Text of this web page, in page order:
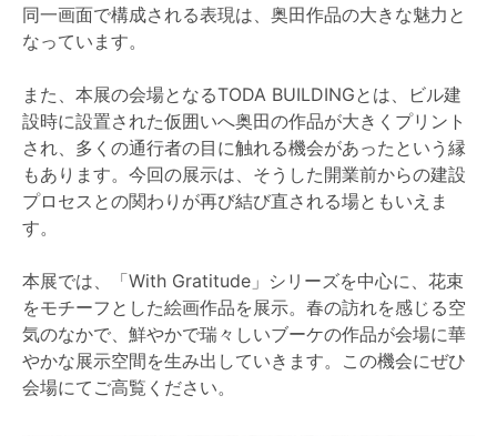
同一画面で構成される表現は、奥田作品の大きな魅力と
なっています。
また、本展の会場となるTODA BUILDINGとは、ビル建
設時に設置された仮囲いへ奥田の作品が大きくプリント
され、多くの通行者の目に触れる機会があったという縁
もあります。今回の展示は、そうした開業前からの建設
プロセスとの関わりが再び結び直される場ともいえま
す。
本展では、「With Gratitude」シリーズを中心に、花束
をモチーフとした絵画作品を展示。春の訪れを感じる空
気のなかで、鮮やかで瑞々しいブーケの作品が会場に華
やかな展示空間を生み出していきます。この機会にぜひ
会場にてご高覧ください。